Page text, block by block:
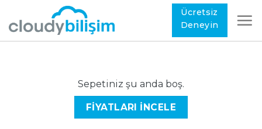
Ücretsiz
Deneyin
Sepetiniz şu anda boş.
FIYATLARI İNCELE